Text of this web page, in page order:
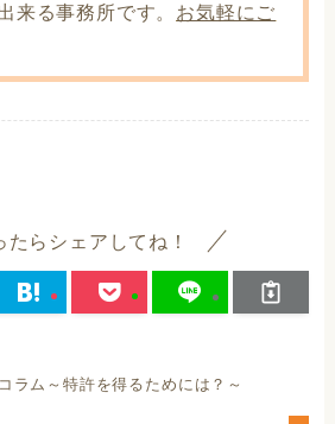
来る事務所です。 お気軽にご
たらシェアしてね！
ラム～特許を得るためには？～